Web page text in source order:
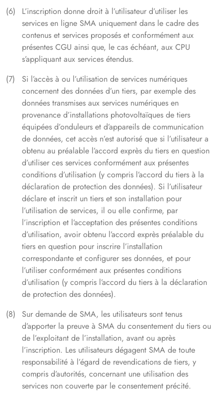
L’inscription donne droit à l’utilisateur d’utiliser les
services en ligne SMA uniquement dans le cadre des
contenus et services proposés et conformément aux
présentes CGU ainsi que, le cas échéant, aux CPU
s’appliquant aux services étendus.
Si l’accès à ou l’utilisation de services numériques
concernent des données d’un tiers, par exemple des
données transmises aux services numériques en
provenance d’installations photovoltaïques de tiers
équipées d’onduleurs et d’appareils de communication
de données, cet accès n’est autorisé que si l’utilisateur a
obtenu au préalable l’accord exprès du tiers en question
d’utiliser ces services conformément aux présentes
conditions d’utilisation (y compris l’accord du tiers à la
déclaration de protection des données). Si l’utilisateur
déclare et inscrit un tiers et son installation pour
l’utilisation de services, il ou elle confirme, par
l’inscription et l’acceptation des présentes conditions
d’utilisation, avoir obtenu l’accord exprès préalable du
tiers en question pour inscrire l’installation
correspondante et configurer ses données, et pour
l’utiliser conformément aux présentes conditions
d’utilisation (y compris l’accord du tiers à la déclaration
de protection des données).
Sur demande de SMA, les utilisateurs sont tenus
d’apporter la preuve à SMA du consentement du tiers ou
de l’exploitant de l’installation, avant ou après
l’inscription. Les utilisateurs dégagent SMA de toute
responsabilité à l’égard de revendications de tiers, y
compris d’autorités, concernant une utilisation des
services non couverte par le consentement précité.